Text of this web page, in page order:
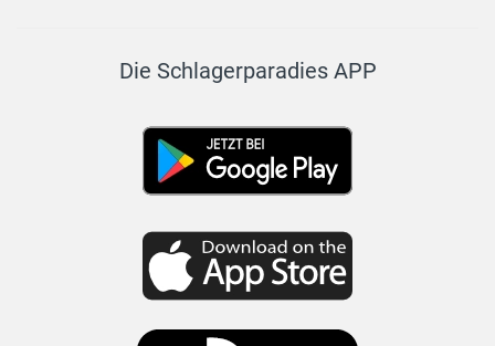
Die Schlagerparadies APP